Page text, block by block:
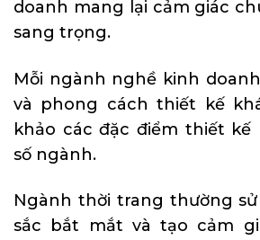
doanh mang lại cảm giác
sang trọng.
Mỗi ngành nghề kinh
và phong cách thiết kế
khảo các đặc điểm thiết
số ngành.
Ngành thời trang thường
sắc bắt mắt và tạo cảm